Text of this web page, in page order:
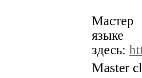
Мастер
здесь:
Master